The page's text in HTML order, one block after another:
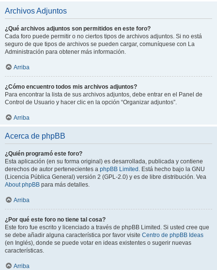
Archivos Adjuntos
¿Qué archivos adjuntos son permitidos en este foro?
Cada foro puede permitir o no ciertos tipos de archivos adjuntos. Si no está
seguro de que tipos de archivos se pueden cargar, comuníquese con La
Administración para obtener más información.
Arriba
¿Cómo encuentro todos mis archivos adjuntos?
Para encontrar la lista de sus archivos adjuntos, debe entrar en el Panel de
Control de Usuario y hacer clic en la opción “Organizar adjuntos”.
Arriba
Acerca de phpBB
¿Quién programó este foro?
Esta aplicación (en su forma original) es desarrollada, publicada y contiene
derechos de autor pertenecientes a phpBB Limited . Está hecho bajo la GNU
(Licencia Pública General) versión 2 (GPL-2.0) y es de libre distribución. Vea
About phpBB para más detalles.
Arriba
¿Por qué este foro no tiene tal cosa?
Este foro fue escrito y licenciado a través de phpBB Limited. Si usted cree que
se debe añadir alguna característica por favor visite Centro de phpBB Ideas
(en Inglés), donde se puede votar en ideas existentes o sugerir nuevas
características.
Arriba